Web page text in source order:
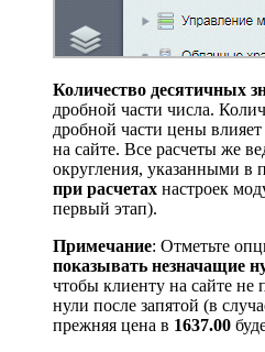
Количество десятичных
дробной части числа.
дробной части цены
на сайте. Все расчеты же
округления, указанными в
при расчетах настроек
первый этап).
Примечание: Отметьте
показывать незначащие
чтобы клиенту на сайте не
нули после запятой (в
прежняя цена в 1637.00